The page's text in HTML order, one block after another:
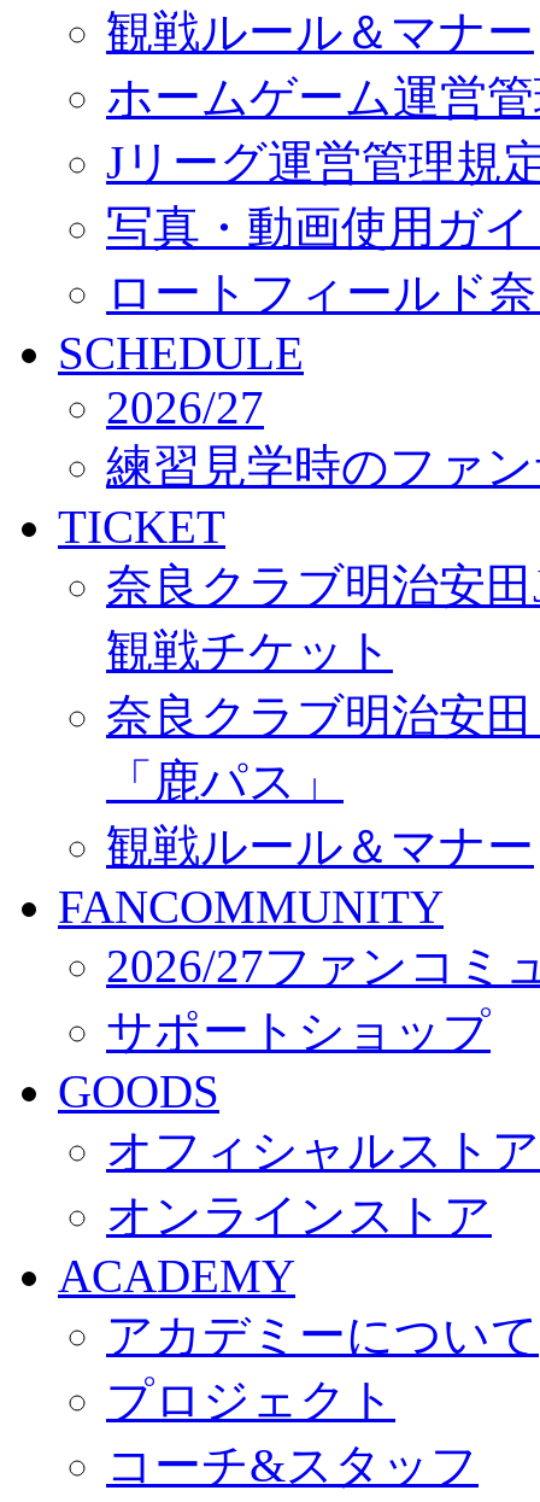
観戦ルール＆マナー
ホームゲーム運営
Jリーグ運営管理規
写真・動画使用ガ
ロートフィールド
SCHEDULE
2026/27
練習見学時のファ
TICKET
奈良クラブ明治安
観戦チケット
奈良クラブ明治安
「鹿パス」
観戦ルール＆マナー
FANCOMMUNITY
2026/27ファンコミ
サポートショップ
GOODS
オフィシャルスト
オンラインストア
ACADEMY
アカデミーについて
プロジェクト
コーチ&スタッフ